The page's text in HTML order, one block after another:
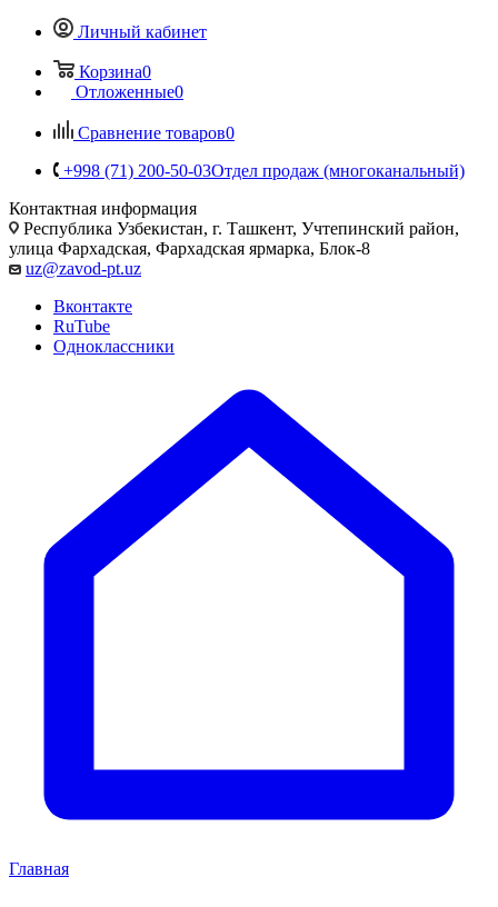
Личный кабинет
Корзина0
Отложенные0
Сравнение товаров0
+998 (71) 200-50-03Отдел продаж (многоканальный)
Контактная информация
Республика Узбекистан, г. Ташкент, Учтепинский район,
улица Фархадская, Фархадская ярмарка, Блок-8
uz@zavod-pt.uz
Вконтакте
RuTube
Одноклассники
Главная